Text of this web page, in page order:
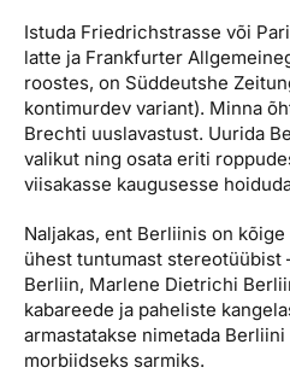
Istuda Friedrichstrasse või
latte ja Frankfurter
roostes, on Süddeutshe
kontimurdev variant). Minna
Brechti uuslavastust. Uurida
valikut ning osata eriti
viisakasse kaugusesse
Naljakas, ent Berliinis on
ühest tuntumast stereotüübist
Berliin, Marlene Dietrichi
kabareede ja paheliste
armastatakse nimetada
morbiidseks sarmiks.